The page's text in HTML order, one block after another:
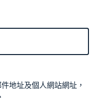
地址及個人網站網址，